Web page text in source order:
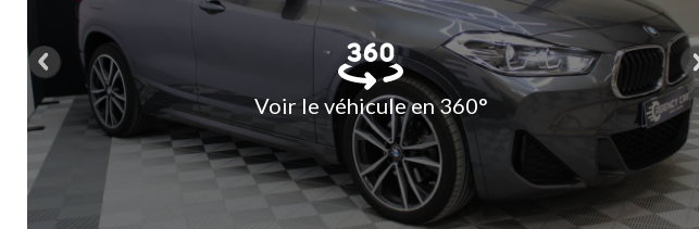
Voir le véhicule en 360°